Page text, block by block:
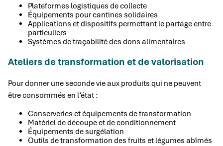
Plateformes logistiques de collecte
Équipements pour cantines solidaires
Applications et dispositifs permettant le partage entre
particuliers
Systèmes de traçabilité des dons alimentaires
Ateliers de transformation et de valorisation
Pour donner une seconde vie aux produits qui ne peuvent
être consommés en l’état :
Conserveries et équipements de transformation
Matériel de découpe et de conditionnement
Équipements de surgélation
Outils de transformation des fruits et légumes abîmés